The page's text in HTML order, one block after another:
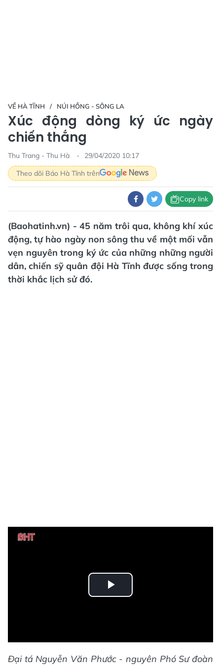
VỀ HÀ TĨNH NÚI HỒNG - SÔNG LA
Xúc động dòng ký ức ngày
chiến thắng
Thu Trang - Thu Hà
29/04/2020 10:17
Theo dõi Báo Hà Tĩnh trên
Copy link
(Baohatinh.vn) - 45 năm trôi qua, không khí xúc
động, tự hào ngày non sông thu về một mối vẫn
vẹn nguyên trong ký ức của những những người
dân, chiến sỹ quân đội Hà Tĩnh được sống trong
thời khắc lịch sử đó.
Play
Đại tá Nguyễn Văn Phước - nguyên Phó Sư đoàn